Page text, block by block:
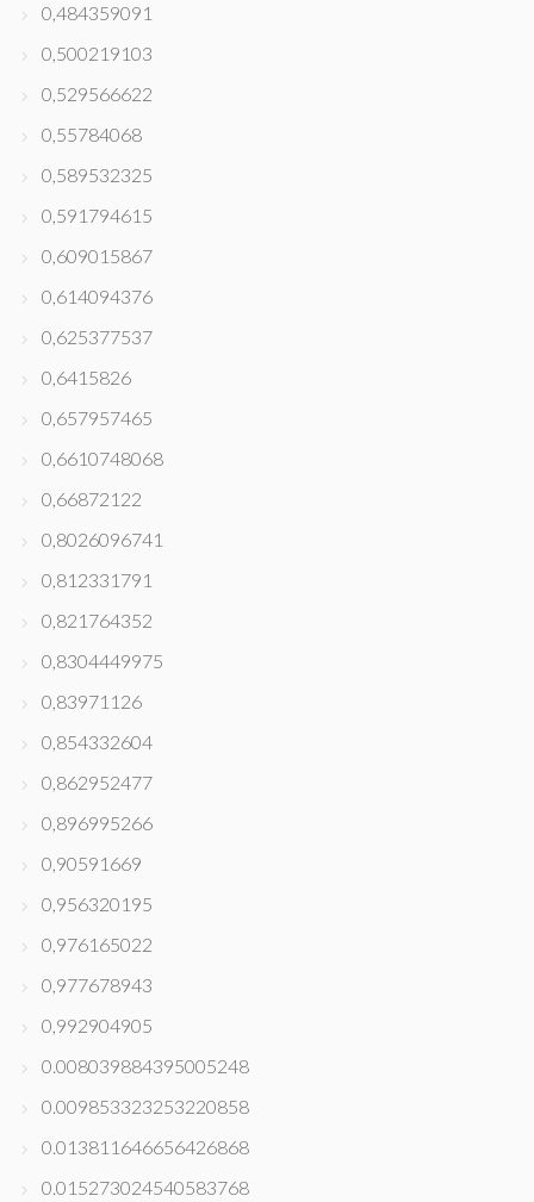
0,484359091
0,500219103
0,529566622
0,55784068
0,589532325
0,591794615
0,609015867
0,614094376
0,625377537
0,6415826
0,657957465
0,6610748068
0,66872122
0,8026096741
0,812331791
0,821764352
0,8304449975
0,83971126
0,854332604
0,862952477
0,896995266
0,90591669
0,956320195
0,976165022
0,977678943
0,992904905
0.008039884395005248
0.009853323253220858
0.013811646656426868
0.015273024540583768